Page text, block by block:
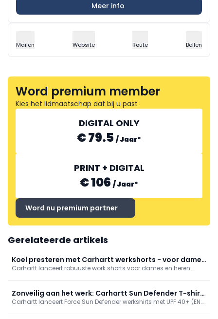
Meer info
Mailen Website Route Bellen
Word premium member
Kies het lidmaatschap dat bij u past
DIGITAL ONLY
€ 79.5 /Jaar*
PRINT + DIGITAL
€ 106 /Jaar*
Word nu premium partner
Gerelateerde artikels
Koel presteren met Carhartt werkshorts - voor dames
en heren
Carhartt lanceert robuuste work shorts voor dames en heren:
slimme zakken, in modellen als Canvas, Ripstop Cargo en
Professional Series. Meer info: carhartt.com.
Zonveilig aan het werk: Carhartt Sun Defender T-shirt
met UPF 40+
Carhartt lanceert Force Sun Defender werkshirts met UPF 40+ (EN